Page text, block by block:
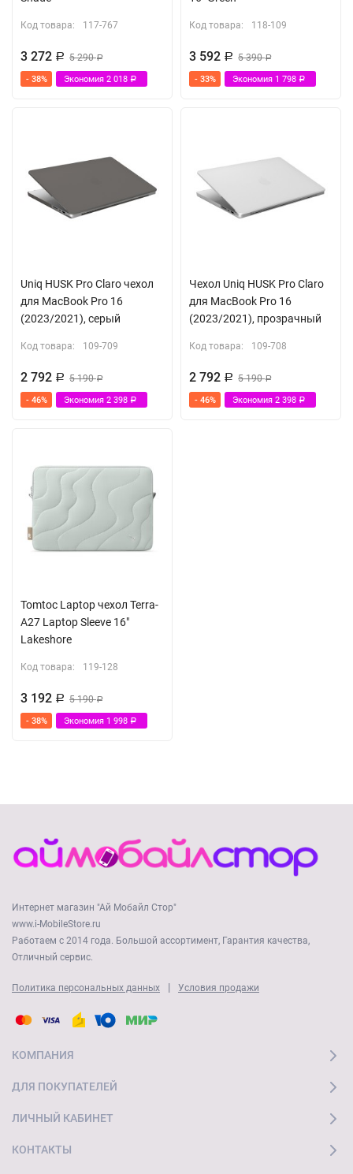
Код товара: 117-767
3 272 Р 5 290Р
- 38% Экономия 2 018 Р
Код товара: 118-109
3 592 Р 5 390Р
- 33% Экономия 1 798 Р
Uniq HUSK Pro Claro чехол
для MacBook Pro 16
(2023/2021), серый
Код товара: 109-709
2 792 Р 5 190Р
- 46% Экономия 2 398 Р
Чехол Uniq HUSK Pro Claro
для MacBook Pro 16
(2023/2021), прозрачный
Код товара: 109-708
2 792 Р 5 190Р
- 46% Экономия 2 398 Р
Tomtoc Laptop чехол Terra-
A27 Laptop Sleeve 16"
Lakeshore
Код товара: 119-128
3 192 Р 5 190Р
- 38% Экономия 1 998 Р
Интернет магазин "Ай Мобайл Стор"
www.i-MobileStore.ru
Работаем с 2014 года. Большой ассортимент, Гарантия качества,
Отличный сервис.
Политика персональных данных | Условия продажи
КОМПАНИЯ
ДЛЯ ПОКУПАТЕЛЕЙ
ЛИЧНЫЙ КАБИНЕТ
КОНТАКТЫ